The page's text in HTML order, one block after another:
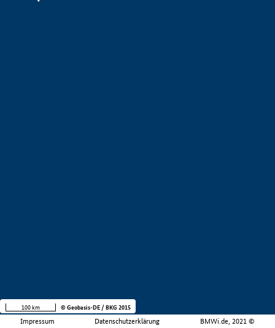
Impressum Datenschutzerklärung BMWi.de, 2021 ©
100 km © Geobasis-DE / BKG 2015